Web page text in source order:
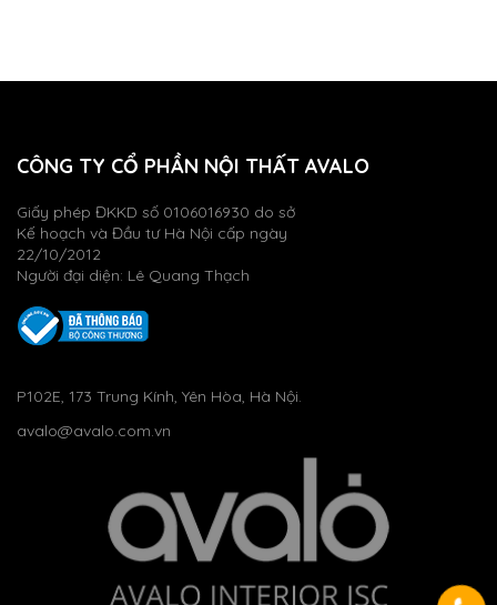
CÔNG TY CỔ PHẦN NỘI THẤT AVALO
Giấy phép ĐKKD số 0106016930 do sở
Kế hoạch và Đầu tư Hà Nội cấp ngày
22/10/2012
Người đại diện: Lê Quang Thạch
P102E, 173 Trung Kính, Yên Hòa, Hà Nội.
avalo@avalo.com.vn